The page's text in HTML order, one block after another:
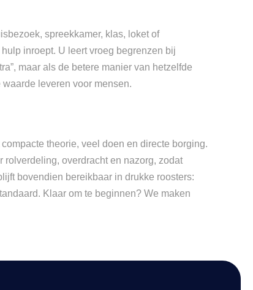
spreekkamer, klas, loket of
inroept. U leert vroeg begrenzen bij
maar als de betere manier van hetzelfde
leveren voor mensen.
theorie, veel doen en directe borging.
overdracht en nazorg, zodat
bovendien bereikbaar in drukke roosters:
Klaar om te beginnen? We maken